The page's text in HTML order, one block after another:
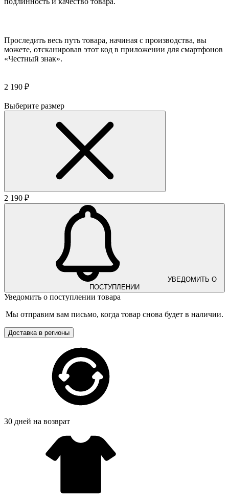
Проследить весь путь товара, начиная с производства, вы
можете, отсканировав этот код в приложении для смартфонов
«Честный знак».
2 190 ₽
Выберите размер
2 190 ₽
УВЕДОМИТЬ О
ПОСТУПЛЕНИИ
Уведомить о поступлении товара
Мы отправим вам письмо, когда товар снова будет в наличии.
Доставка в регионы
30 дней на возврат